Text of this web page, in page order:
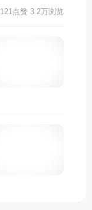
121点赞 3.2万浏览